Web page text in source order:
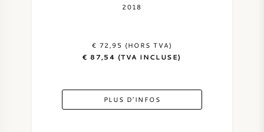
2018
€ 72,95 (HORS TVA)
€ 87,54 (TVA INCLUSE)
PLUS D'INFOS